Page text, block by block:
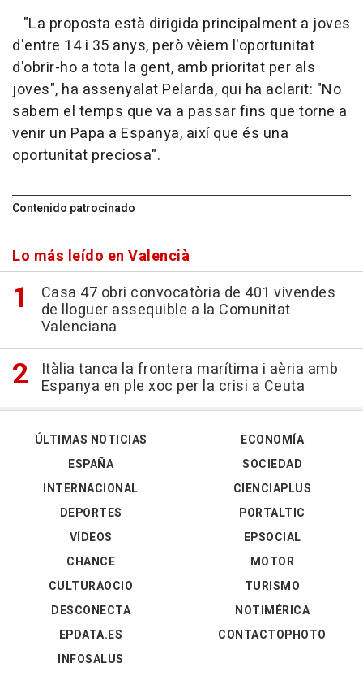
"La proposta està dirigida principalment a joves
d'entre 14 i 35 anys, però vèiem l'oportunitat
d'obrir-ho a tota la gent, amb prioritat per als
joves", ha assenyalat Pelarda, qui ha aclarit: "No
sabem el temps que va a passar fins que torne a
venir un Papa a Espanya, així que és una
oportunitat preciosa".
Contenido patrocinado
Lo más leído en Valencià
Casa 47 obri convocatòria de 401 vivendes
de lloguer assequible a la Comunitat
Valenciana
Itàlia tanca la frontera marítima i aèria amb
Espanya en ple xoc per la crisi a Ceuta
ÚLTIMAS NOTICIAS
ESPAÑA
INTERNACIONAL
DEPORTES
VÍDEOS
ECONOMÍA
SOCIEDAD
CIENCIAPLUS
PORTALTIC
EPSOCIAL
CHANCE
CULTURAOCIO
DESCONECTA
EPDATA.ES
INFOSALUS
MOTOR
TURISMO
NOTIMÉRICA
CONTACTOPHOTO